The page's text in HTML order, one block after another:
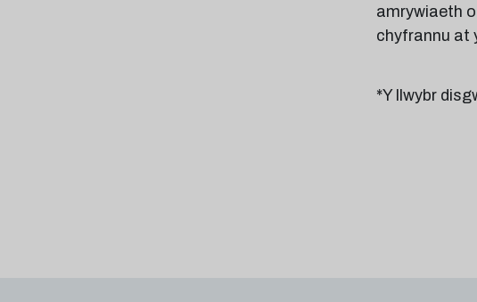
amrywiaeth
chyfrannu at
*Y llwybr